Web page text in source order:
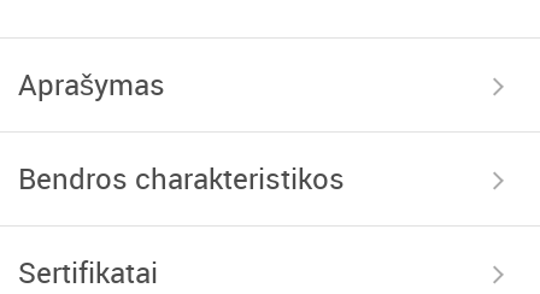
Aprašymas
Bendros charakteristikos
Sertifikatai